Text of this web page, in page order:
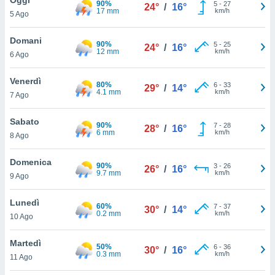
è
al sito
di
ci
di
il
un
la
nella
5 Ago
90%
17 mm
24° / 16° 5- 27
km/h
Domani
6 Ago
90%
12 mm
24° / 16° 5- 25
km/h
Venerdì
7 Ago
80%
4.1 mm
29° / 14° 6- 33
km/h
Sabato
8 Ago
90%
6 mm
28° / 16° 7- 28
km/h
Domenica
9 Ago
90%
9.7 mm
26° / 16° 3- 26
km/h
Lunedì
10 Ago
60%
0.2 mm
30° / 14° 7- 37
km/h
Martedì
11 Ago
50%
0.3 mm
30° / 16° 6- 36
km/h